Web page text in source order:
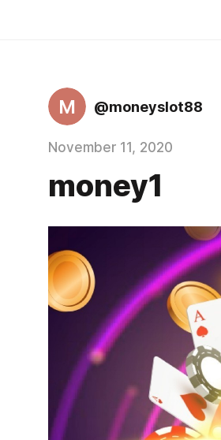
M @moneyslot88
November 11, 2020
money1